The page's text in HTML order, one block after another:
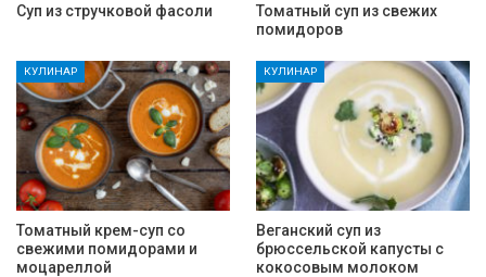
Суп из стручковой фасоли
Томатный суп из свежих
помидоров
КУЛИНАР
Томатный крем-суп со
свежими помидорами и
моцареллой
КУЛИНАР
Веганский суп из
брюссельской капусты с
кокосовым молоком